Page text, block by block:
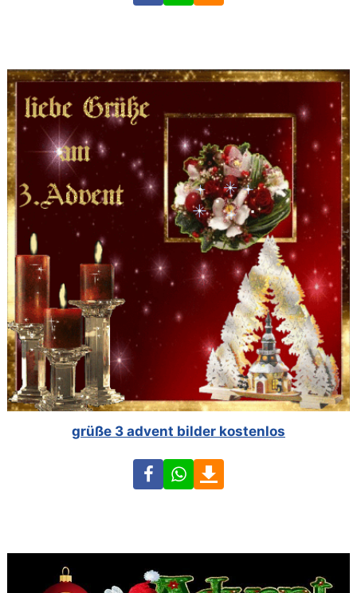
grüße 3 advent bilder kostenlos
FacebookWhatsApp